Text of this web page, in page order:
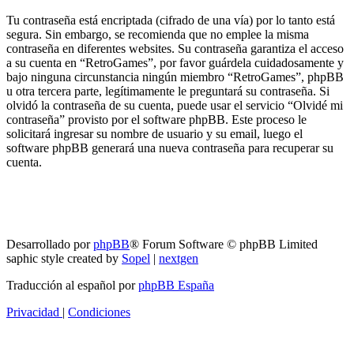
Tu contraseña está encriptada (cifrado de una vía) por lo tanto está
segura. Sin embargo, se recomienda que no emplee la misma
contraseña en diferentes websites. Su contraseña garantiza el acceso
a su cuenta en “RetroGames”, por favor guárdela cuidadosamente y
bajo ninguna circunstancia ningún miembro “RetroGames”, phpBB
u otra tercera parte, legítimamente le preguntará su contraseña. Si
olvidó la contraseña de su cuenta, puede usar el servicio “Olvidé mi
contraseña” provisto por el software phpBB. Este proceso le
solicitará ingresar su nombre de usuario y su email, luego el
software phpBB generará una nueva contraseña para recuperar su
cuenta.
Desarrollado porphpBB® Forum Software © phpBB Limited
saphic style created by Sopel | nextgen
Traducción al español porphpBB España
Privacidad | Condiciones